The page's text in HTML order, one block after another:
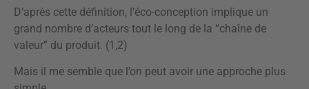
D’après cette définition, l’éco-conception implique un
grand nombre d’acteurs tout le long de la “chaîne de
valeur” du produit. (1,2)
Mais il me semble que l’on peut avoir une approche plus